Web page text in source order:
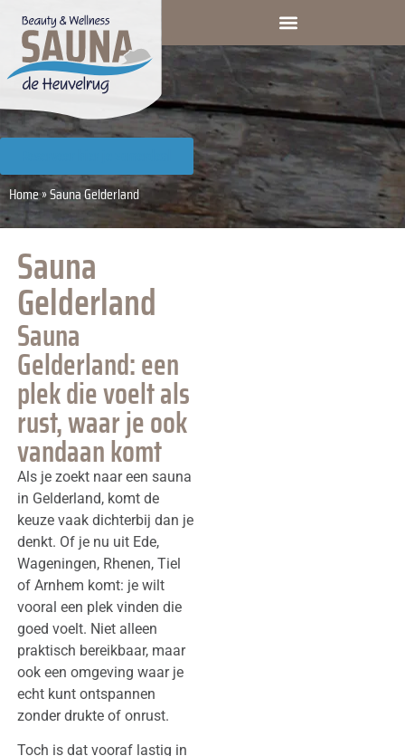
Home»Sauna Gelderland
Sauna
Gelderland
Sauna
Gelderland: een
plek die voelt als
rust, waar je ook
vandaan komt
Als je zoekt naar een sauna
in Gelderland, komt de
keuze vaak dichterbij dan je
denkt. Of je nu uit Ede,
Wageningen, Rhenen, Tiel
of Arnhem komt: je wilt
vooral een plek vinden die
goed voelt. Niet alleen
praktisch bereikbaar, maar
ook een omgeving waar je
echt kunt ontspannen
zonder drukte of onrust.
Toch is dat vooraf lastig in